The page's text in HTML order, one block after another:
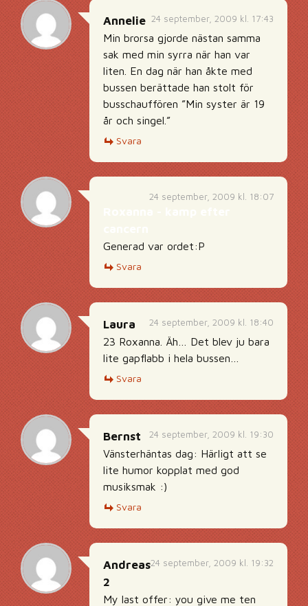
24 september, 2009 kl. 17:43
Annelie
Min brorsa gjorde nästan samma
sak med min syrra när han var
liten. En dag när han åkte med
bussen berättade han stolt för
busschauffören ”Min syster är 19
år och singel.”
Svara
24 september, 2009 kl. 18:07
Generad var ordet:P
Svara
24 september, 2009 kl. 18:40
Laura
23 Roxanna. Äh… Det blev ju bara
lite gapflabb i hela bussen…
Svara
24 september, 2009 kl. 19:30
Bernst
Vänsterhäntas dag: Härligt att se
lite humor kopplat med god
musiksmak :)
Svara
24 september, 2009 kl. 19:32
Andreas
2
My last offer: you give me ten